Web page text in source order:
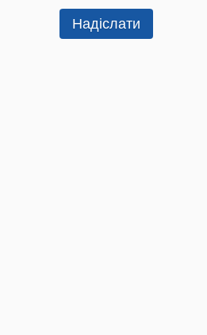
Надіслати